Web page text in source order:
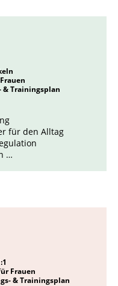
& Trainingsplan
für den Alltag
…
Frauen
& Trainingsplan